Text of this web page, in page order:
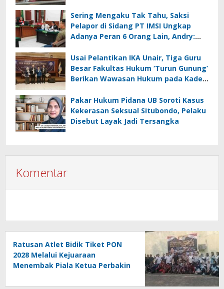
Sering Mengaku Tak Tahu, Saksi
Pelapor di Sidang PT IMSI Ungkap
Adanya Peran 6 Orang Lain, Andry:
Usai Pelantikan IKA Unair, Tiga Guru
Besar Fakultas Hukum ‘Turun Gunung’
Berikan Wawasan Hukum pada Kades
Pakar Hukum Pidana UB Soroti Kasus
Kekerasan Seksual Situbondo, Pelaku
Disebut Layak Jadi Tersangka
Komentar
Ratusan Atlet Bidik Tiket PON
2028 Melalui Kejuaraan
Menembak Piala Ketua Perbakin